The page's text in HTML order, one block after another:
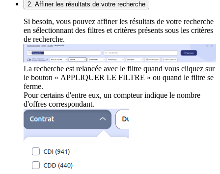
2. Affiner les résultats de votre recherche
Si besoin, vous pouvez affiner les résultats de votre recherche
en sélectionnant des filtres et critères présents sous les critères
de recherche.
La recherche est relancée avec le filtre quand vous cliquez sur
le bouton « APPLIQUER LE FILTRE » ou quand le filtre se
ferme.
Pour certains d'entre eux, un compteur indique le nombre
d'offres correspondant.